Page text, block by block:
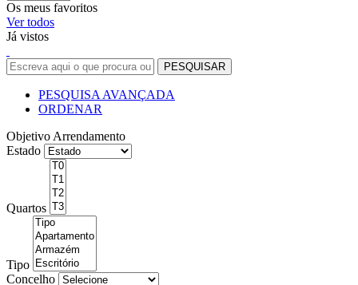
Os meus favoritos
Ver todos
Já vistos
PESQUISA AVANÇADA
ORDENAR
Objetivo Arrendamento
Estado
Quartos
Tipo
Concelho